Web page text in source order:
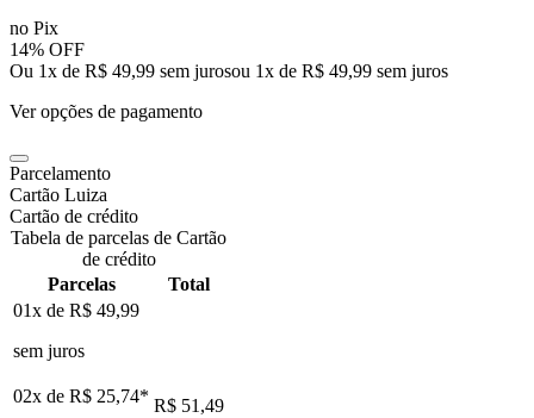
no Pix
14% OFF
Ou 1x de R$ 49,99 sem jurosou 1x de R$ 49,99 sem juros
Ver opções de pagamento
Parcelamento
Cartão Luiza
Cartão de crédito
Tabela de parcelas de Cartão
de crédito
Parcelas
Total
01x de R$ 49,99
sem juros
02x de R$ 25,74* R$ 51,49